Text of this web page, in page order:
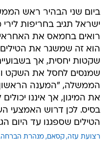
ביום שני הבהיר ראש
ישראל תגיב בחריפות לירי
רואים בחמאס את האחראי
הוא זה שמשגר את
שקטות יחסית, אך
שמנסים לחסל את השקט
הממשלה, "המענה הראשון
את המיגון, אך איננו
בסיס. לכן דרוש האמצעי
הטילים שספגנו עד היום
רצועת עזה קסאם מנהרת הברחה